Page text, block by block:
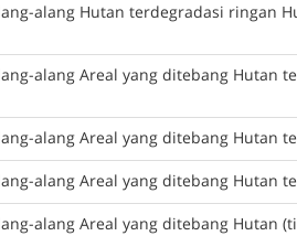
alang Hutan terdegradasi ringan
alang Areal yang ditebang Hutan
alang Areal yang ditebang Hutan
alang Areal yang ditebang Hutan
alang Areal yang ditebang Hutan